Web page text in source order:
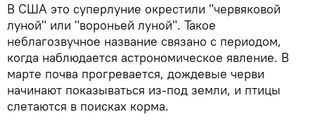
В США это суперлуние окрестили "червяковой
луной" или "вороньей луной". Такое
неблагозвучное название связано с периодом,
когда наблюдается астрономическое явление. В
марте почва прогревается, дождевые черви
начинают показываться из-под земли, и птицы
слетаются в поисках корма.